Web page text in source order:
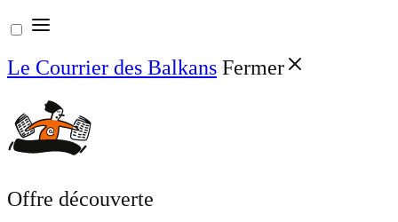
Aller
au
contenu
Le Courrier des Balkans Fermer
Offre découverte